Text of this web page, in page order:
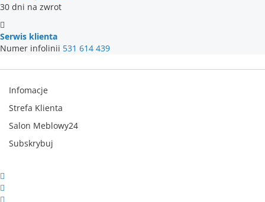
30 dni na zwrot
Serwis klienta
Numer infolinii 531 614 439
Infomacje
Strefa Klienta
Salon Meblowy24
Subskrybuj